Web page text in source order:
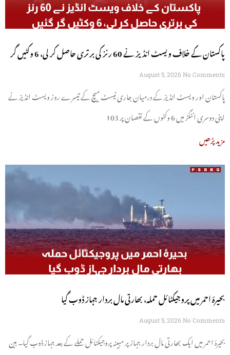
پاکستان کے خلاف ویسٹ انڈیز نے 60 رنز کی برتری حاصل کر لی، 6 وکٹیں گر
گئیں
August 5, 2026 No Comments
پاکستان اور ویسٹ انڈیز کے درمیان جاری ٹیسٹ میچ کے تیسرے روز ویسٹ انڈیز نے
اپنی دوسری اننگز میں 6 وکٹوں کے نقصان پر 103
مزید پڑھیں
بحیرۂ احمر میں پروجیکٹائل حملہ، بھارتی مال بردار جہاز ڈوب گیا
August 5, 2026 No Comments
بحیرۂ احمر میں ایک بھارتی مال بردار جہاز پر مبینہ پروجیکٹائل حملے کے بعد جہاز ڈوب گیا۔ بین